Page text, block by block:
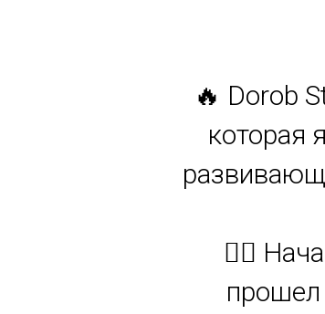
🔥 Dorob
которая
🏋️‍♂️
прошел